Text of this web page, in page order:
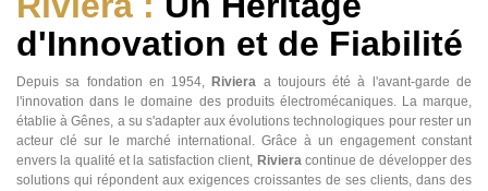
d'Innovation et de Fiabilité
Depuis sa fondation en 1954, Riviera a toujours été à l'avant-garde de
l'innovation dans le domaine des produits électromécaniques. La marque,
établie à Gênes, a su s'adapter aux évolutions technologiques pour rester un
acteur clé sur le marché international. Grâce à un engagement constant
envers la qualité et la satisfaction client, Rivieracontinue de développer des
solutions qui répondent aux exigences croissantes de ses clients, dans des